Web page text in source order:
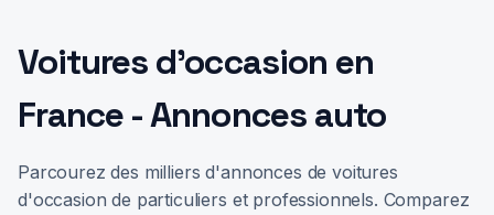
Voitures d'occasion en
France - Annonces auto
Parcourez des milliers d'annonces de voitures
d'occasion de particuliers et professionnels. Comparez